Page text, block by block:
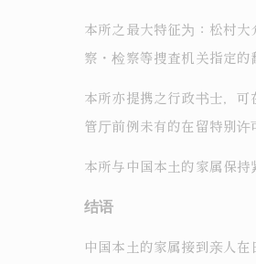
本所之最大特征为：松村
察・检察等捜査机关指定
本所亦提携之行政书士，
管厅前例未有的在留特别
本所与中国本土的家属保
结语
中国本土的家属接到亲人